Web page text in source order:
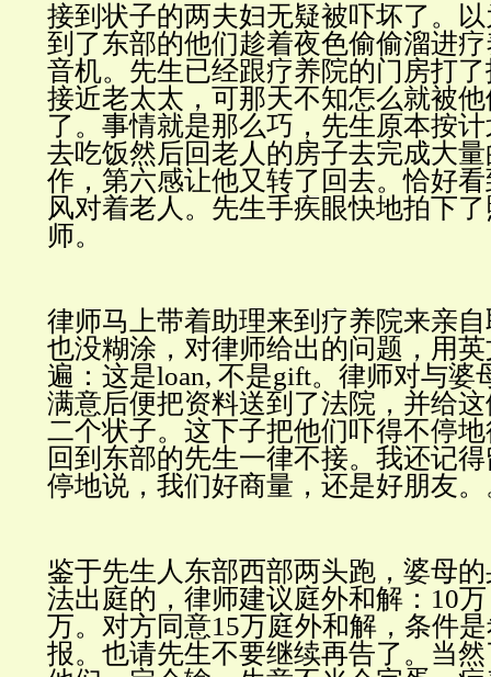
接到状子的两夫妇无疑被吓坏了。
到了东部的他们趁着夜色偷偷溜进
音机。先生已经跟疗养院的门房打
接近老太太，可那天不知怎么就被
了。事情就是那么巧，先生原本按
去吃饭然后回老人的房子去完成大
作，第六感让他又转了回去。恰好
风对着老人。先生手疾眼快地拍下
师。
律师马上带着助理来到疗养院来亲
也没糊涂，对律师给出的问题，用
遍：这是loan, 不是gift。律师对与婆
满意后便把资料送到了法院，并给
二个状子。这下子把他们吓得不停
回到东部的先生一律不接。我还记
停地说，我们好商量，还是好朋友
鉴于先生人东部西部两头跑，婆母
法出庭的，律师建议庭外和解： 10
万。对方同意15万庭外和解， 条件
报。也请先生不要继续再告了。当